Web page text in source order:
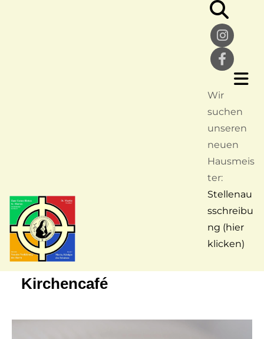
Wir
suchen
unseren
neuen
Hausmeis
ter:
Stellenau
sschreibu
ng (hier
klicken)
Kirchencafé